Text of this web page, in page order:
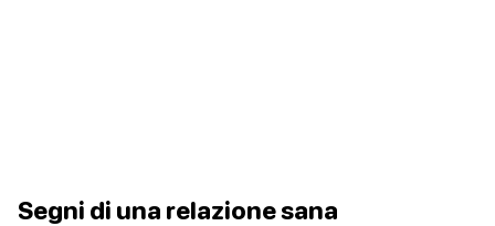
Segni di una relazione sana